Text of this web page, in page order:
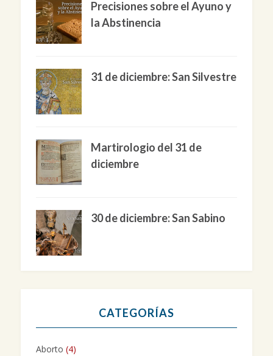
Precisiones sobre el Ayuno y
la Abstinencia
31 de diciembre: San Silvestre
Martirologio del 31 de
diciembre
30 de diciembre: San Sabino
CATEGORÍAS
Aborto (4)